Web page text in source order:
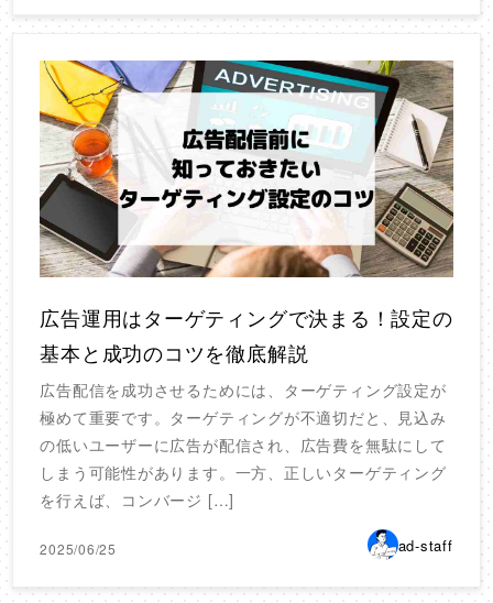
広告運用はターゲティングで決まる！設定の
基本と成功のコツを徹底解説
広告配信を成功させるためには、ターゲティング設定が
極めて重要です。ターゲティングが不適切だと、見込み
の低いユーザーに広告が配信され、広告費を無駄にして
しまう可能性があります。一方、正しいターゲティング
を行えば、コンバージ […]
2025/06/25 ad-staff